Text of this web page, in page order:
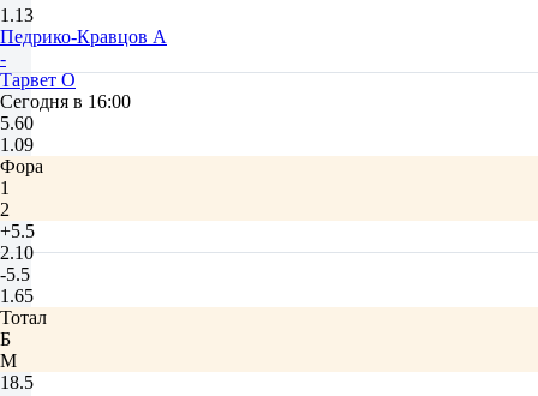
1.13
Педрико-Кравцов А
-
Тарвет О
Сегодня в 16:00
5.60
1.09
Фора
1
2
+5.5
2.10
-5.5
1.65
Тотал
Б
М
18.5